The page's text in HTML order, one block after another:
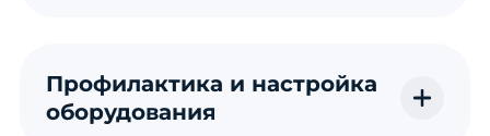
Профилактика и настройка
оборудования